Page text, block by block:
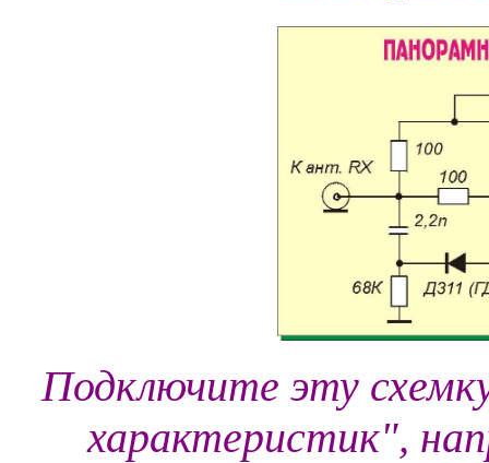
Подключите эту
характеристик",